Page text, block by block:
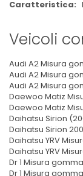
Veicoli
Audi A2 Misura
Audi A2 Misura
Audi A2 Misura
Daewoo Matiz
Daewoo Matiz
Daihatsu Sirion
Daihatsu Sirion
Daihatsu YRV
Daihatsu YRV
Dr 1 Misura
Dr 1 Misura